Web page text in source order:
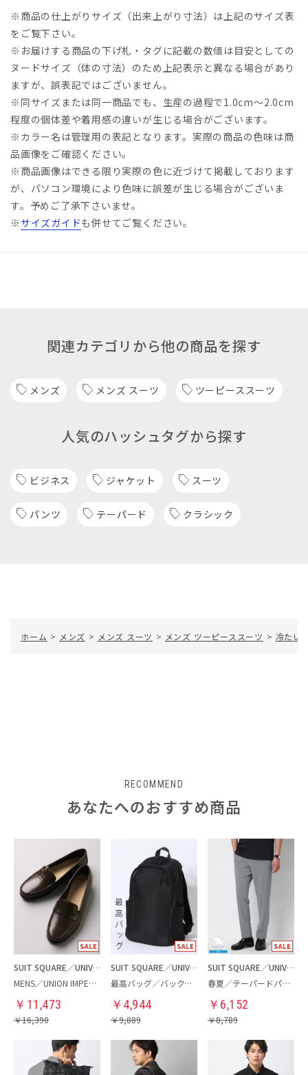
※商品の仕上がりサイズ（出来上がり寸法）は上記のサイズ表
をご覧下さい。
※お届けする商品の下げ札・タグに記載の数値は目安としての
ヌードサイズ（体の寸法）のため上記表示と異なる場合があり
ますが、誤表記ではございません。
※同サイズまたは同一商品でも、生産の過程で1.0cm～2.0cm
程度の個体差や着用感の違いが生じる場合がございます。
※カラー名は管理用の表記となります。実際の商品の色味は商
品画像をご確認ください。
※商品画像はできる限り実際の色に近づけて掲載しております
が、パソコン環境により色味に誤差が生じる場合がございま
す。予めご了承下さいませ。
※ サイズガイドも併せてご覧ください。
関連カテゴリから他の商品を探す
メンズ メンズ スーツ ツーピーススーツ
人気のハッシュタグから探す
ビジネス ジャケット スーツ
パンツ テーパード クラシック
ホーム > メンズ > メンズ スーツ > メンズ ツーピーススーツ > 冷たい
RECOMMEND
あなたへのおすすめ商品
SUIT SQUARE／UNIVERSAL LANGUAGE
MENS／UNION IMPERIAL監修／コインローファー
￥ 11,473
￥16,390
SUIT SQUARE／UNIVERSAL LANGUAGE
最高バッグ／バックパック
￥ 4,944
￥9,889
SUIT SQUARE／UNIVERSAL LANGUAGE
春夏／テーパードパンツ
￥ 6,152
￥8,789